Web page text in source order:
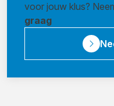
voor jouw klus?
graag